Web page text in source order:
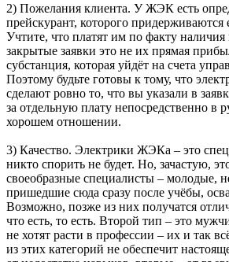
2) Пожелания клиента. У ЖЭК есть
прейскурант, которого придерживаются
Учтите, что платят им по факту наличия
закрытые заявки это не их прямая
субстанция, которая уйдёт на счета
Поэтому будьте готовы к тому, что
сделают ровно то, что вы указали в
за отдельную плату непосредственно в
хорошем отношении.
3) Качество. Электрики ЖЭКа – это
никто спорить не будет. Но, зачастую,
своеобразные специалисты – молодые,
пришедшие сюда сразу после учёбы,
Возможно, позже из них получатся
что есть, то есть. Второй тип – это
не хотят расти в профессии – их и так
из этих категорий не обеспечит